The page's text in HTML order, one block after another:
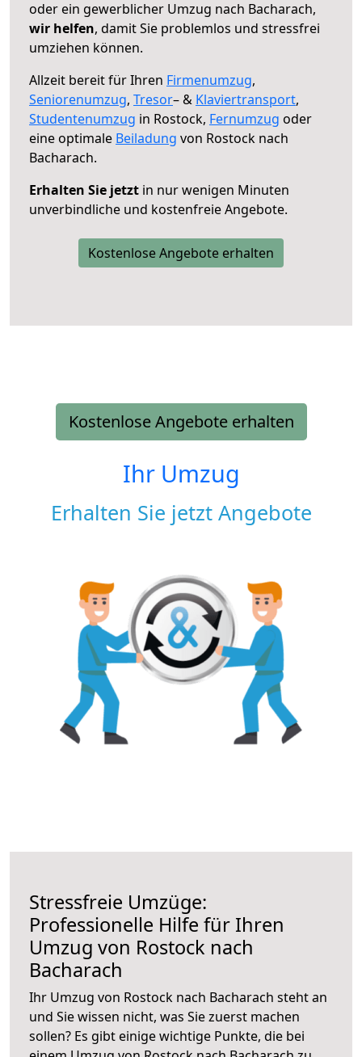
oder ein gewerblicher Umzug nach Bacharach,
wir helfen, damit Sie problemlos und stressfrei
umziehen können.
Allzeit bereit für Ihren Firmenumzug,
Seniorenumzug, Tresor– & Klaviertransport,
Studentenumzug in Rostock, Fernumzug oder
eine optimale Beiladung von Rostock nach
Bacharach.
Erhalten Sie jetzt in nur wenigen Minuten
unverbindliche und kostenfreie Angebote.
Kostenlose Angebote erhalten
Kostenlose Angebote erhalten
Ihr Umzug
Erhalten Sie jetzt Angebote
Stressfreie Umzüge:
Professionelle Hilfe für Ihren
Umzug von Rostock nach
Bacharach
Ihr Umzug von Rostock nach Bacharach steht an
und Sie wissen nicht, was Sie zuerst machen
sollen? Es gibt einige wichtige Punkte, die bei